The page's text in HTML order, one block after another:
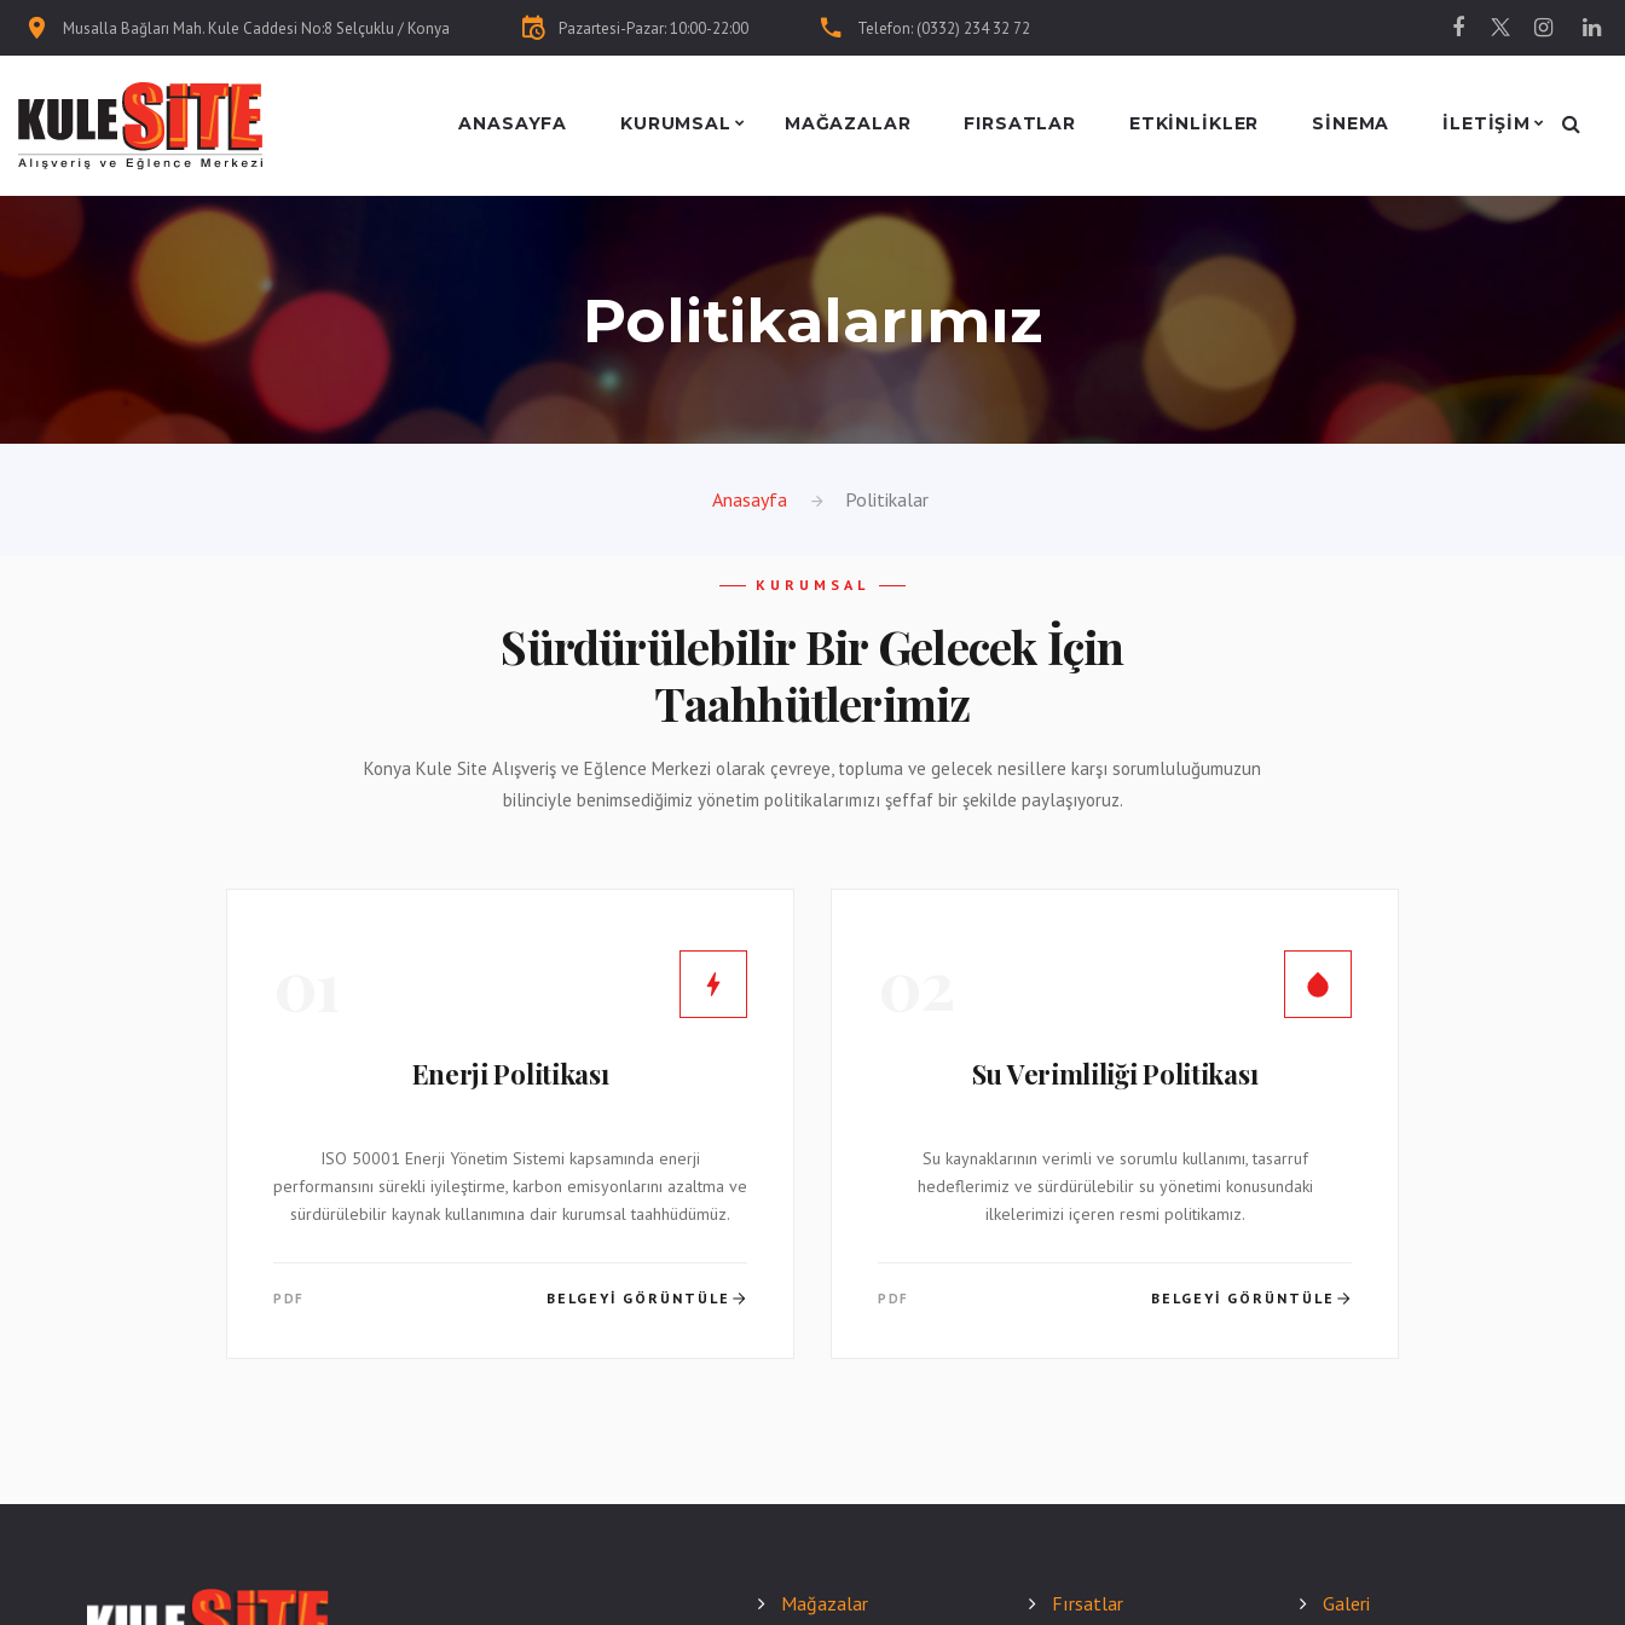
Musalla Bağları Mah. Kule Caddesi No:8 Selçuklu / Konya Pazartesi-Pazar: 10:00-22:00 Telefon: (0332) 234 32 72
ANASAYFA KURUMSAL MAĞAZALAR FIRSATLAR ETKINLIKLER SINEMA ILETIŞIM
Politikalarımız
Anasayfa Politikalar
KURUMSAL
Sürdürülebilir Bir Gelecek İçin
Taahhütlerimiz
Konya Kule Site Alışveriş ve Eğlence Merkezi olarak çevreye, topluma ve gelecek nesillere karşı sorumluluğumuzun
bilinciyle benimsediğimiz yönetim politikalarımızı şeffaf bir şekilde paylaşıyoruz.
Enerji Politikası
ISO 50001 Enerji Yönetim Sistemi kapsamında enerji
performansını sürekli iyileştirme, karbon emisyonlarını azaltma ve
sürdürülebilir kaynak kullanımına dair kurumsal taahhüdümüz.
PDF BELGEYI GÖRÜNTÜLE
Su Verimliliği Politikası
Su kaynaklarının verimli ve sorumlu kullanımı, tasarruf
hedeflerimiz ve sürdürülebilir su yönetimi konusundaki
ilkelerimizi içeren resmi politikamız.
PDF BELGEYI GÖRÜNTÜLE
Mağazalar Fırsatlar Galeri